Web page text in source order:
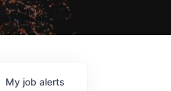
My job alerts